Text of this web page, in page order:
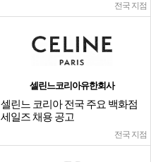
전국 지점
셀린느코리아유한회사
셀린느 코리아 전국 주요 백화점
세일즈 채용 공고
전국 지점